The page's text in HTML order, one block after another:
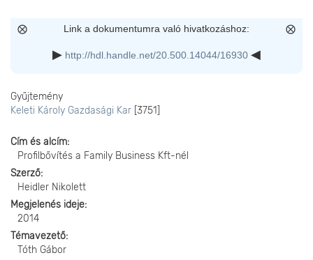
Link a dokumentumra való hivatkozáshoz:
http://hdl.handle.net/20.500.14044/16930
Gyűjtemény
Keleti Károly Gazdasági Kar [3751]
Cím és alcím
Profilbővítés a Family Business Kft-nél
Szerző
Heidler Nikolett
Megjelenés ideje
2014
Témavezető
Tóth Gábor